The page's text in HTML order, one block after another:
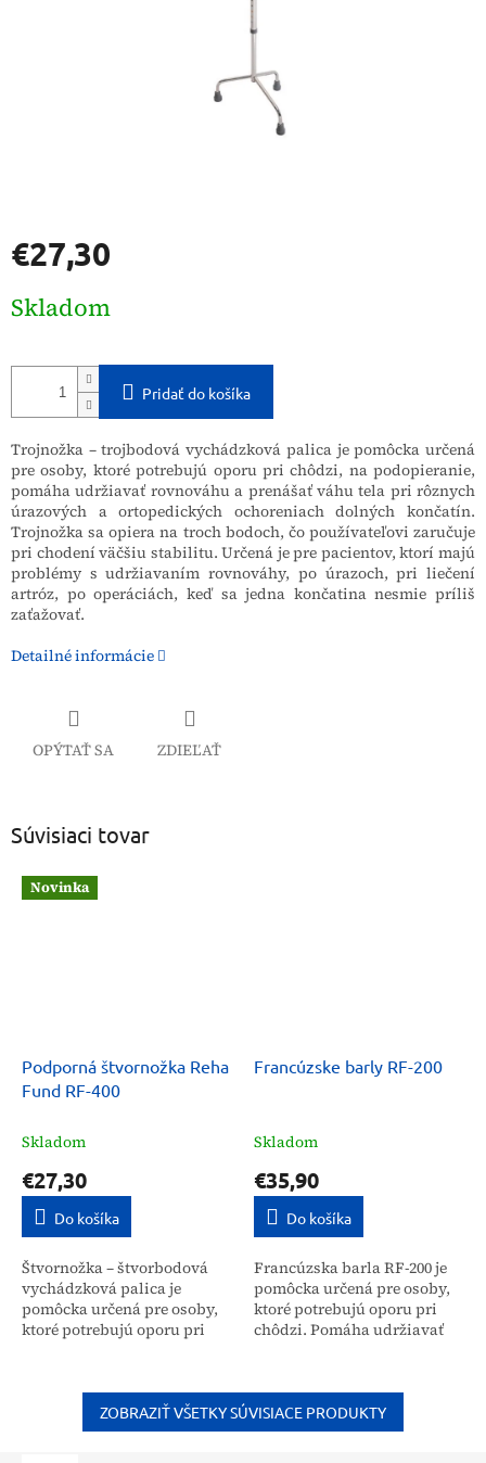
€27,30
cena:
Skladom
Pridať do košíka
Trojnožka – trojbodová vychádzková palica je pomôcka určená
pre osoby, ktoré potrebujú oporu pri chôdzi, na podopieranie,
pomáha udržiavať rovnováhu a prenášať váhu tela pri rôznych
úrazových a ortopedických ochoreniach dolných končatín.
Trojnožka sa opiera na troch bodoch, čo používateľovi zaručuje
pri chodení väčšiu stabilitu. Určená je pre pacientov, ktorí majú
problémy s udržiavaním rovnováhy, po úrazoch, pri liečení
artróz, po operáciách, keď sa jedna končatina nesmie príliš
zaťažovať.
Detailné informácie
OPÝTAŤ SA ZDIEĽAŤ
Súvisiaci tovar
Novinka
Podporná štvornožka Reha
Fund RF-400
Skladom
€27,30
Do košíka
Štvornožka – štvorbodová
vychádzková palica je
pomôcka určená pre osoby,
ktoré potrebujú oporu pri
rovnováhu a prenášať váhu
Francúzske barly RF-200
Skladom
€35,90
Do košíka
Francúzska barla RF-200 je
pomôcka určená pre osoby,
ktoré potrebujú oporu pri
chôdzi. Pomáha udržiavať
ortopedických...
ZOBRAZIŤ VŠETKY SÚVISIACE PRODUKTY